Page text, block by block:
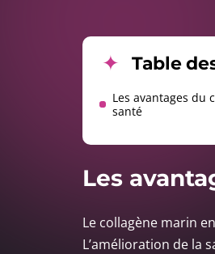
Table
Les avantages du
santé
Les
Le collagène marin
L’amélioration de la